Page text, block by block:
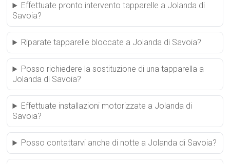
Effettuate pronto intervento tapparelle a Jolanda di
Savoia?
Riparate tapparelle bloccate a Jolanda di Savoia?
Posso richiedere la sostituzione di una tapparella a
Jolanda di Savoia?
Effettuate installazioni motorizzate a Jolanda di
Savoia?
Posso contattarvi anche di notte a Jolanda di Savoia?